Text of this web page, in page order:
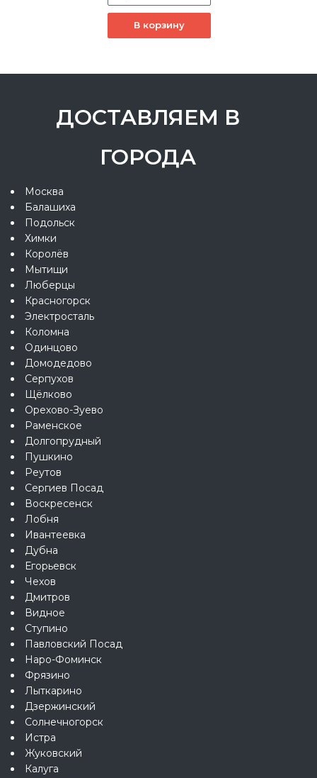
В корзину
ДОСТАВЛЯЕМ В
ГОРОДА
Москва
Балашиха
Подольск
Химки
Королёв
Мытищи
Люберцы
Красногорск
Электросталь
Коломна
Одинцово
Домодедово
Серпухов
Щёлково
Орехово-Зуево
Раменское
Долгопрудный
Пушкино
Реутов
Сергиев Посад
Воскресенск
Лобня
Ивантеевка
Дубна
Егорьевск
Чехов
Дмитров
Видное
Ступино
Павловский Посад
Наро-Фоминск
Фрязино
Лыткарино
Дзержинский
Солнечногорск
Истра
Жуковский
Калуга